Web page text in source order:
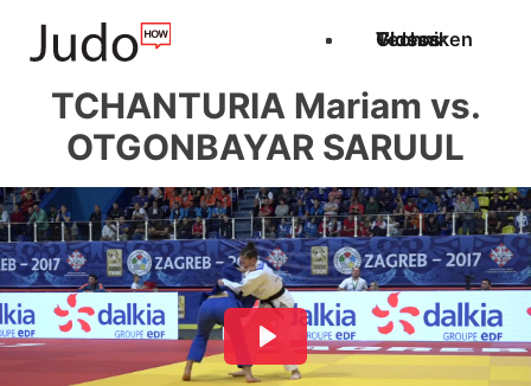
Techniken
Videos
Glossar
TCHANTURIA Mariam vs.
OTGONBAYAR SARUUL